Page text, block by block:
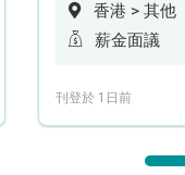
香港 > 其他
薪金面議
刊登於 1日前